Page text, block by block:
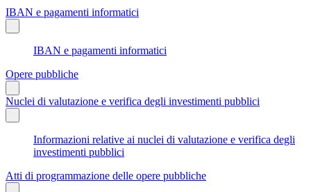
IBAN e pagamenti informatici
IBAN e pagamenti informatici
Opere pubbliche
Nuclei di valutazione e verifica degli investimenti pubblici
Informazioni relative ai nuclei di valutazione e verifica degli
investimenti pubblici
Atti di programmazione delle opere pubbliche